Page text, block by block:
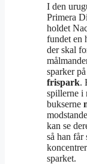
I den
Primera
holdet
fundet en
der skal
sparker
frispark.
spillerne i
bukserne
kan se
så han får
sparket.